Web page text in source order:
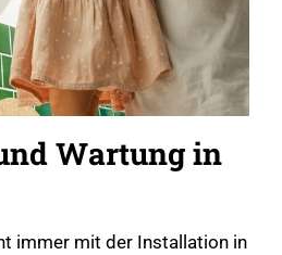
Wartung in
immer mit der Installation in